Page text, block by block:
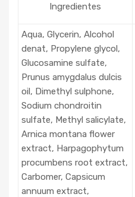
Ingredientes
Aqua, Glycerin, Alcohol
denat, Propylene glycol,
Glucosamine sulfate,
Prunus amygdalus dulcis
oil, Dimethyl sulphone,
Sodium chondroitin
sulfate, Methyl salicylate,
Arnica montana flower
extract, Harpagophytum
procumbens root extract,
Carbomer, Capsicum
annuum extract,